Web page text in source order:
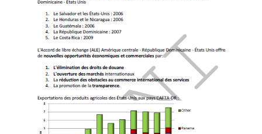
Doctorat en commerce mondial